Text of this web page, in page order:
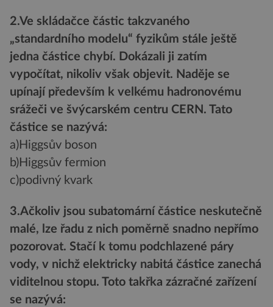
2.Ve skládačce částic takzvaného
„standardního modelu“ fyzikům stále ještě
jedna částice chybí. Dokázali ji zatím
vypočítat, nikoliv však objevit. Naděje se
upínají především k velkému hadronovému
srážeči ve švýcarském centru CERN. Tato
částice se nazývá:
a)Higgsův boson
b)Higgsův fermion
c)podivný kvark
3.Ačkoliv jsou subatomární částice neskutečně
malé, lze řadu z nich poměrně snadno nepřímo
pozorovat. Stačí k tomu podchlazené páry
vody, v nichž elektricky nabitá částice zanechá
viditelnou stopu. Toto takřka zázračné zařízení
se nazývá: